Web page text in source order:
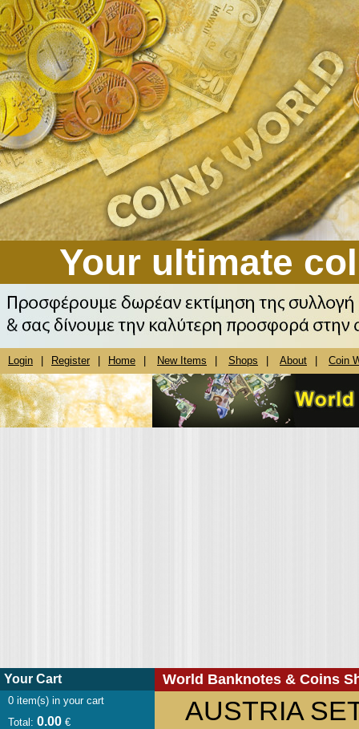
Your ultimate
Login Register Home New Items Shops About Coin
World Banknotes & Coins
AUSTRIA
Your Cart
0 item(s) in your cart
Total: 0.00 €